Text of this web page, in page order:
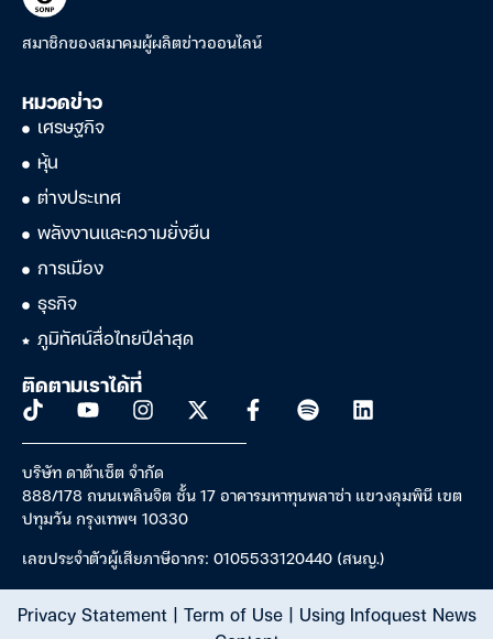
สมาชิกของสมาคมผู้ผลิตข่าวออนไลน์
หมวดข่าว
เศรษฐกิจ
หุ้น
ต่างประเทศ
พลังงานและความยั่งยืน
การเมือง
ธุรกิจ
ภูมิทัศน์สื่อไทยปีล่าสุด
ติดตามเราได้ที่
บริษัท ดาต้าเซ็ต จำกัด
888/178 ถนนเพลินจิต ชั้น 17 อาคารมหาทุนพลาซ่า แขวงลุมพินี เขต
ปทุมวัน กรุงเทพฯ 10330
เลขประจำตัวผู้เสียภาษีอากร: 0105533120440 (สนญ.)
Privacy Statement| Term of Use| Using Infoquest News